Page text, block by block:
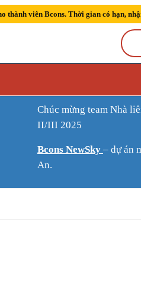
thành viên Bcons. Thời gian có hạn,
Chúc mừng team Nhà liên tiếp đạt thành tích Sàn kinh doanh xuất sắc quý
II/III 2025
Bcons NewSky – dự án
An.